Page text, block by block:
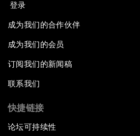
登录
成为我们的合作伙伴
成为我们的会员
订阅我们的新闻稿
联系我们
快捷链接
论坛可持续性